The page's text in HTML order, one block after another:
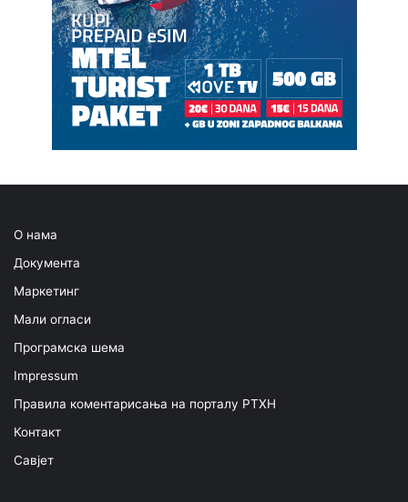
О нама
Документа
Маркетинг
Мали огласи
Програмска шема
Impressum
Правила коментарисања на порталу РТХН
Контакт
Савјет